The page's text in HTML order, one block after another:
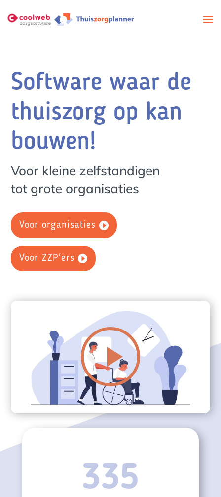
Software waar de
thuiszorg op kan
bouwen!
Voor kleine zelfstandigen
tot grote organisaties
Voor organisaties
Voor ZZP'ers
335